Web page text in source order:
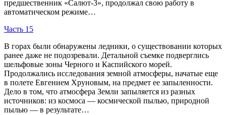
предшественник «Салют-3», продолжал свою работу в
автоматическом режиме…
Часть 15
В горах были обнаружены ледники, о существовании которых
ранее даже не подозревали. Детальной съемке подверглись
шельфовые зоны Черного и Каспийского морей.
Продолжались исследования земной атмосферы, начатые еще
в полете Евгением Хруновым, на предмет ее запыленности.
Дело в том, что атмосфера Земли запыляется из разных
источников: из космоса — космической пылью, природной
пылью — в результате…